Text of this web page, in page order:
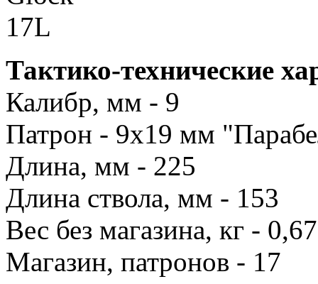
Тактико-технические
Калибр, мм - 9
Патрон - 9x19 мм
Длина, мм - 225
Длина ствола, мм - 153
Вес без магазина, кг -
Магазин, патронов - 17